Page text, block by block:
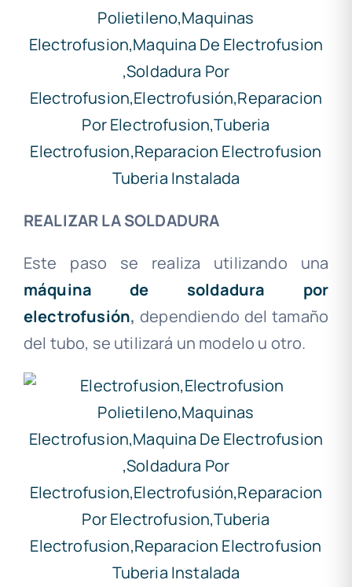
REALIZAR LA SOLDADURA
Este paso se realiza utilizando una
máquina de soldadura por
electrofusión,dependiendo del tamaño
del tubo, se utilizará un modelo u otro.